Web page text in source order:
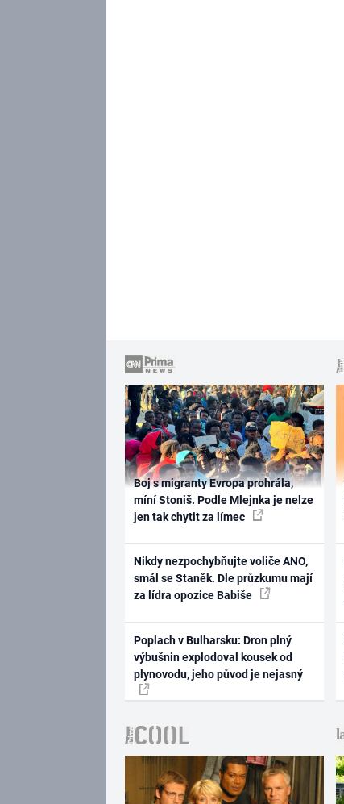
Boj s migranty Evropa prohrála,
míní Stoniš. Podle Mlejnka je nelze
jen tak chytit za límec
Nikdy nezpochybňujte voliče ANO,
smál se Staněk. Dle průzkumu mají
za lídra opozice Babiše
Poplach v Bulharsku: Dron plný
výbušnin explodoval kousek od
plynovodu, jeho původ je nejasný